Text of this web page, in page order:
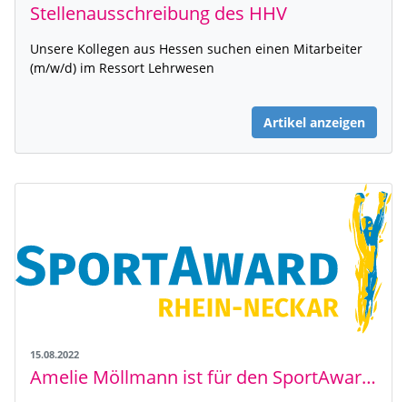
Stellenausschreibung des HHV
Unsere Kollegen aus Hessen suchen einen Mitarbeiter
(m/w/d) im Ressort Lehrwesen
Artikel anzeigen
15.08.2022
Amelie Möllmann ist für den SportAward Rhein-Neckar nominiert